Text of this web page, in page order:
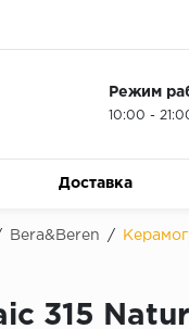
Режим
10:00 -
Доставка
Bera&Beren /
315